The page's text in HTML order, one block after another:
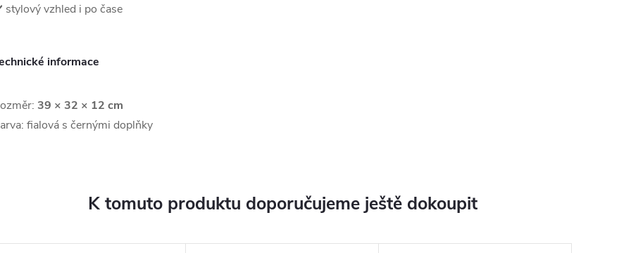
vzhled i po čase
informace
39 × 32 × 12 cm
fialová s černými doplňky
K tomuto produktu doporučujeme ještě dokoupit